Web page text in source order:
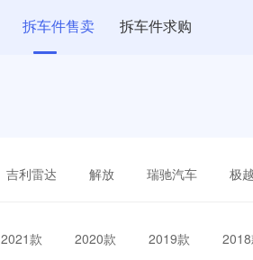
拆车件售卖 拆车件求购
吉利雷达 解放 瑞驰汽车 极
2021款 2020款 2019款